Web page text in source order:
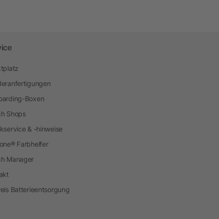
Boxen
Shops
& -hinweise
Farbhelfer
Manager
Batterieentsorgung